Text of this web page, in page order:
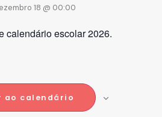
18 @ 00:00
calendário escolar 2026.
ao calendário